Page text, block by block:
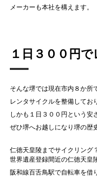
メーカーも本社を構えます。
１日３００円
そんな堺では現在市内８か所
レンタサイクルを整備してお
しかも１日３００円という安
ぜひ堺へお越しになり堺の歴
仁徳天皇陵までサイクリング
世界遺産登録間近の仁徳天皇
阪和線百舌鳥駅で自転車を借